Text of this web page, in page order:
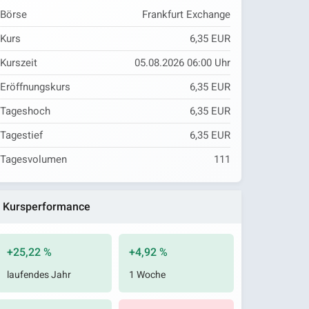
Börse
Frankfurt Exchange
Kurs
6,35 EUR
Kurszeit
05.08.2026 06:00 Uhr
Eröffnungskurs
6,35 EUR
Tageshoch
6,35 EUR
Tagestief
6,35 EUR
Tagesvolumen
111
Kursperformance
+25,22 %
laufendes Jahr
+4,92 %
1 Woche